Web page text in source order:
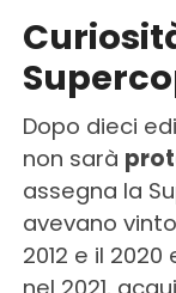
Dopo dieci
non sarà
assegna la
avevano
2012 e il